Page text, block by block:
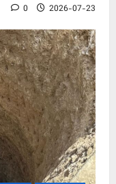
2026-07-23
0